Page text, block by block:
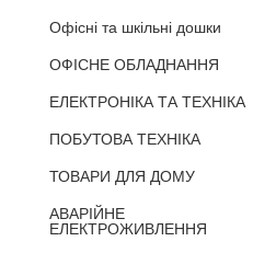
Офісні та шкільні дошки
ОФІСНЕ ОБЛАДНАННЯ
ЕЛЕКТРОНІКА ТА ТЕХНІКА
ПОБУТОВА ТЕХНІКА
ТОВАРИ ДЛЯ ДОМУ
АВАРІЙНЕ
ЕЛЕКТРОЖИВЛЕННЯ